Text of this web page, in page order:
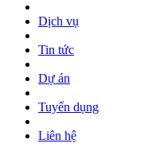
Dịch vụ
Tin tức
Dự án
Tuyển dụng
Liên hệ